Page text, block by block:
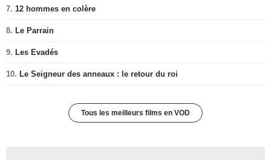
7. 12 hommes en colère
8. Le Parrain
9. Les Evadés
10. Le Seigneur des anneaux : le retour du roi
Tous les meilleurs films en VOD